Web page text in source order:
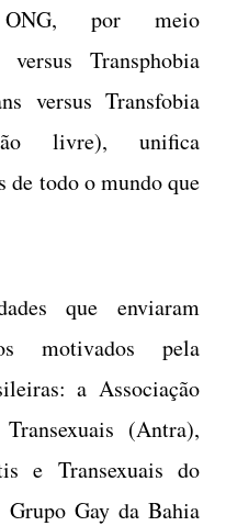
por meio
Transphobia
versus Transfobia
livre), unifica
de todo o mundo que
que enviaram
motivados pela
a Associação
(Antra),
e Transexuais do
Gay da Bahia